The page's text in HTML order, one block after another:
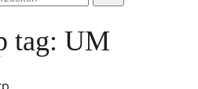
Forums
tag: UM